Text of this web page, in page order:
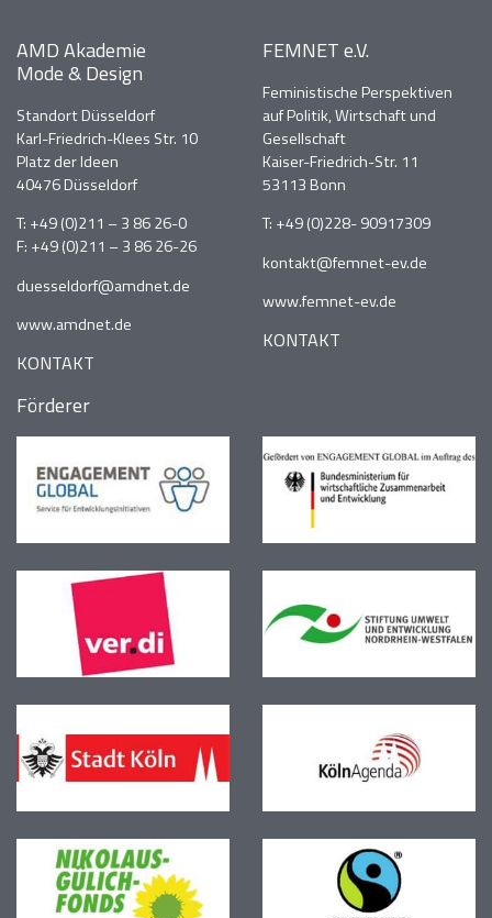
AMD Akademie
Mode & Design
Standort Düsseldorf
Karl-Friedrich-Klees Str. 10
Platz der Ideen
40476 Düsseldorf
T: +49 (0)211 – 3 86 26-0
F: +49 (0)211 – 3 86 26-26
duesseldorf@amdnet.de
www.amdnet.de
KONTAKT
FEMNET e.V.
Feministische Perspektiven
auf Politik, Wirtschaft und
Gesellschaft
Kaiser-Friedrich-Str. 11
53113 Bonn
T: +49 (0)228- 90917309
kontakt@femnet-ev.de
www.femnet-ev.de
KONTAKT
Förderer